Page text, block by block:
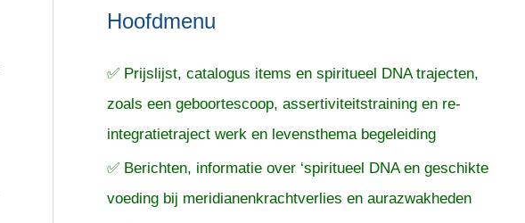
na
r
:
Hoofdmenu
✅ Prijslijst, catalogus items en spiritueel DNA trajecten,
zoals een geboortescoop, assertiviteitstraining en re-
integratietraject werk en levensthema begeleiding
✅ Berichten, informatie over ‘spiritueel DNA en geschikte
voeding bij meridianenkrachtverlies en aurazwakheden
n